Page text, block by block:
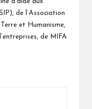
de l’Association
et Humanisme,
de MIFA